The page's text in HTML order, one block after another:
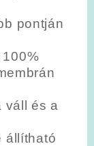
pontján
váll és a
állítható